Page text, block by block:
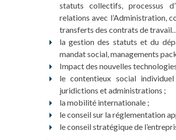
statuts collectifs, processus
relations avec l’Administration,
transferts des contrats de
la gestion des statuts et du
mandat social, managements
Impact des nouvelles
le contentieux social
juridictions et administrations ;
la mobilité internationale ;
le conseil sur la réglementation
le conseil stratégique de